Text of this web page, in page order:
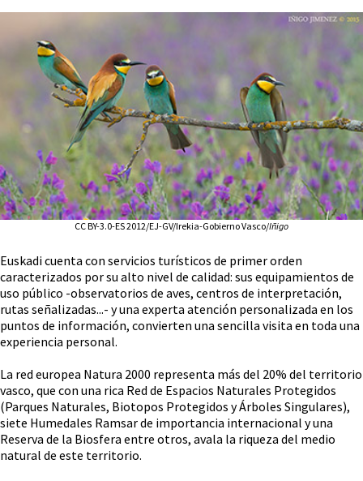
CC BY-3.0-ES 2012/EJ-GV/Irekia-Gobierno Vasco/Iñigo
Euskadi cuenta con servicios turísticos de primer orden
caracterizados por su alto nivel de calidad: sus equipamientos de
uso público -observatorios de aves, centros de interpretación,
rutas señalizadas...- y una experta atención personalizada en los
puntos de información, convierten una sencilla visita en toda una
experiencia personal.
La red europea Natura 2000 representa más del 20% del territorio
vasco, que con una rica Red de Espacios Naturales Protegidos
(Parques Naturales, Biotopos Protegidos y Árboles Singulares),
siete Humedales Ramsar de importancia internacional y una
Reserva de la Biosfera entre otros, avala la riqueza del medio
natural de este territorio.